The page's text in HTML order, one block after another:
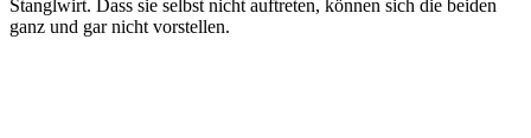
Stanglwirt. Dass sie selbst nicht auftreten, können sich die beiden
ganz und gar nicht vorstellen.